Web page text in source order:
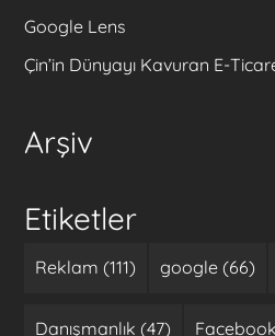
Google Lens
Çin’in Dünyayı Kavuran E-
Arşiv
Etiketler
Reklam (111) google (66)
Danışmanlık (47)